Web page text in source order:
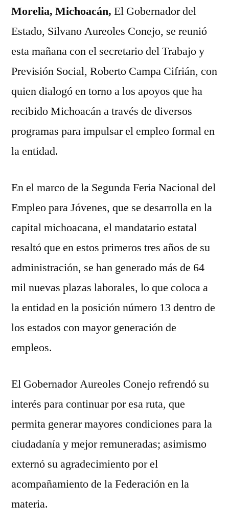
Silvano
Aureoles
Morelia, Michoacán, El Gobernador del
Estado, Silvano Aureoles Conejo, se reunió
esta mañana con el secretario del Trabajo y
Previsión Social, Roberto Campa Cifrián, con
quien dialogó en torno a los apoyos que ha
recibido Michoacán a través de diversos
programas para impulsar el empleo formal en
la entidad.
En el marco de la Segunda Feria Nacional del
Empleo para Jóvenes, que se desarrolla en la
capital michoacana, el mandatario estatal
resaltó que en estos primeros tres años de su
administración, se han generado más de 64
mil nuevas plazas laborales, lo que coloca a
la entidad en la posición número 13 dentro de
los estados con mayor generación de
empleos.
El Gobernador Aureoles Conejo refrendó su
interés para continuar por esa ruta, que
permita generar mayores condiciones para la
ciudadanía y mejor remuneradas; asimismo
externó su agradecimiento por el
acompañamiento de la Federación en la
materia.